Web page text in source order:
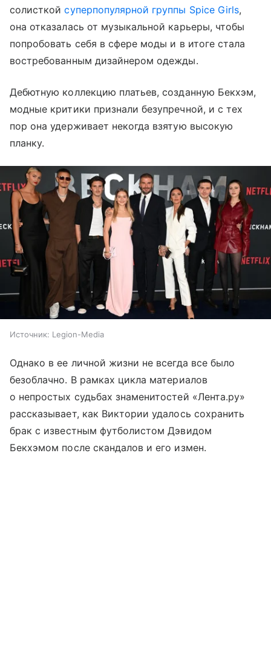
солисткойсуперпопулярной группы Spice Girls,
она отказалась от музыкальной карьеры, чтобы
попробовать себя в сфере моды и в итоге стала
востребованным дизайнером одежды.
Дебютную коллекцию платьев, созданную Бекхэм,
модные критики признали безупречной, и с тех
пор она удерживает некогда взятую высокую
планку.
Источник: Legion-Media
Однако в ее личной жизни не всегда все было
безоблачно. В рамках цикла материалов
о непростых судьбах знаменитостей «Лента.ру»
рассказывает, как Виктории удалось сохранить
брак с известным футболистом Дэвидом
Бекхэмом после скандалов и его измен.